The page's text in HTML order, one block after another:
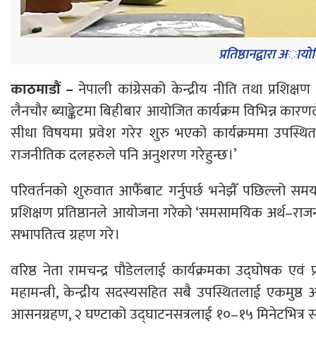
प्रतिष्ठानद्वारा
काठमाडौं –नेपाली कांग्रेसको केन्द्रीय नीति तथा
लैनचौर ब्याङ्केटमा बिहीबार आयोजित कार्यक्रम विभिन्न
सीधा विषयमा प्रवेश गरेर शुरु भएको कार्यक्रममा
राजनीतिक दलहरुले पनि अनुशरण गरेहुन्छ।’
परिवर्तनको शुरुवात आफैँबाट गर्नुपर्छ भनेझैँ पछिल्लो
प्रशिक्षण प्रतिष्ठानले आयोजना गरेको ‘समसामयिक
सभापतित्व ग्रहण गरे।
वरिष्ठ नेता रामचन्द्र पौडेललाई कार्यक्रमका उद्घोषक
महामन्त्री, केन्द्रीय सदस्यसहित सबै उपस्थितलाई
आसनग्रहण, २ घण्टाको उद्घाटनसत्रलाई १०–१५